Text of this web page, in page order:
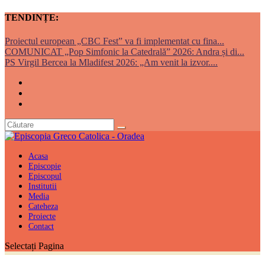
TENDINȚE:
Proiectul european „CBC Fest” va fi implementat cu fina...
COMUNICAT „Pop Simfonic la Catedrală” 2026: Andra și di...
PS Virgil Bercea la Mladifest 2026: „Am venit la izvor....
Acasa
Episcopie
Episcopul
Institutii
Media
Cateheza
Proiecte
Contact
Selectați Pagina